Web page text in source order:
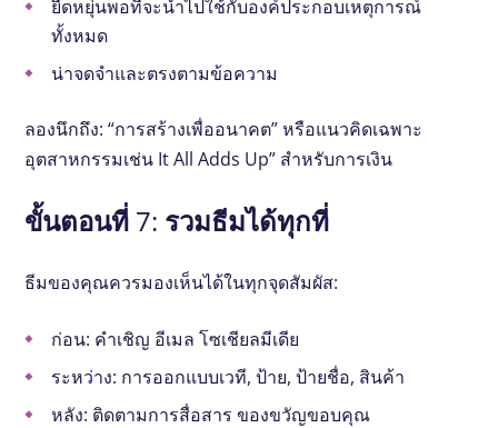
ยืดหยุ่นพอที่จะนําไปใช้กับองค์ประกอบเหตุการณ์
ทั้งหมด
น่าจดจําและตรงตามข้อความ
ลองนึกถึง: “การสร้างเพื่ออนาคต” หรือแนวคิดเฉพาะ
อุตสาหกรรมเช่น It All Adds Up” สําหรับการเงิน
ขั้นตอนที่ 7: รวมธีมได้ทุกที่
ธีมของคุณควรมองเห็นได้ในทุกจุดสัมผัส:
ก่อน: คําเชิญ อีเมล โซเชียลมีเดีย
ระหว่าง: การออกแบบเวที, ป้าย, ป้ายชื่อ, สินค้า
หลัง: ติดตามการสื่อสาร ของขวัญขอบคุณ